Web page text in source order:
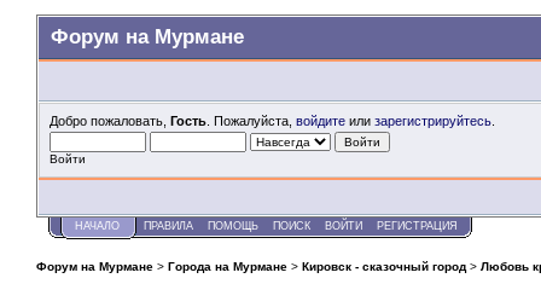
Форум на Мурмане
Добро пожаловать, Гость . Пожалуйста, войдите или зарегистрируйтесь
Войти
НАЧАЛО ПРАВИЛА ПОМОЩЬ ПОИСК ВОЙТИ РЕГИСТРАЦИЯ
Форум на Мурмане > Города на Мурмане > Кировск - сказочный город > Любовь